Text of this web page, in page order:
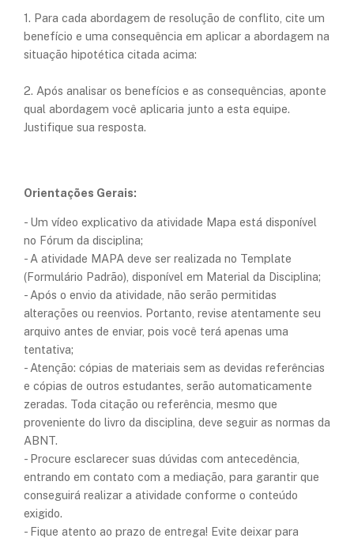
1. Para cada abordagem de resolução de conflito, cite um
benefício e uma consequência em aplicar a abordagem na
situação hipotética citada acima:
2. Após analisar os benefícios e as consequências, aponte
qual abordagem você aplicaria junto a esta equipe.
Justifique sua resposta.
Orientações Gerais:
- Um vídeo explicativo da atividade Mapa está disponível
no Fórum da disciplina;
- A atividade MAPA deve ser realizada no Template
(Formulário Padrão), disponível em Material da Disciplina;
- Após o envio da atividade, não serão permitidas
alterações ou reenvios. Portanto, revise atentamente seu
arquivo antes de enviar, pois você terá apenas uma
tentativa;
- Atenção: cópias de materiais sem as devidas referências
e cópias de outros estudantes, serão automaticamente
zeradas. Toda citação ou referência, mesmo que
proveniente do livro da disciplina, deve seguir as normas da
ABNT.
- Procure esclarecer suas dúvidas com antecedência,
entrando em contato com a mediação, para garantir que
conseguirá realizar a atividade conforme o conteúdo
exigido.
- Fique atento ao prazo de entrega! Evite deixar para